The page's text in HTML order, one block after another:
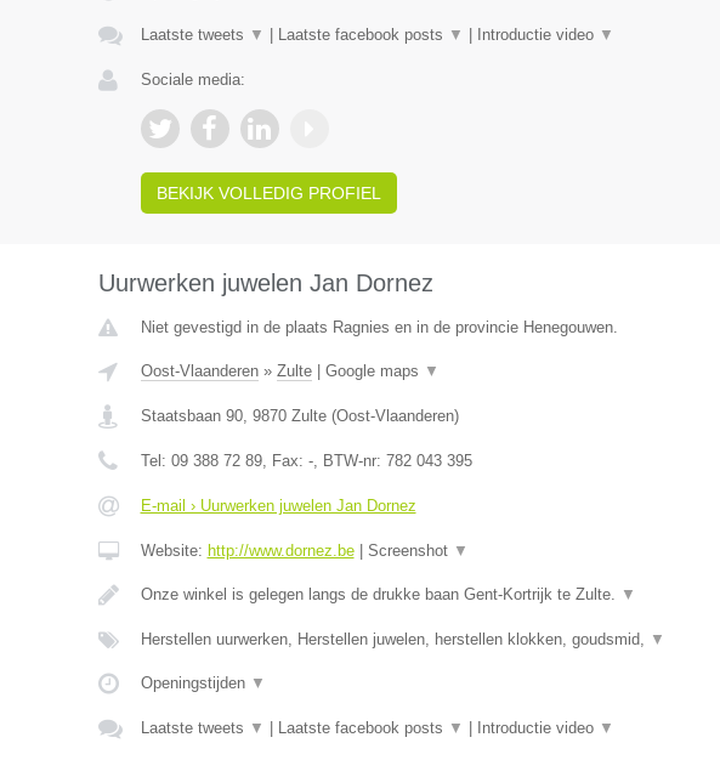
Laatste tweets ▼ Laatste facebook posts ▼ Introductie video ▼
Sociale media:
BEKIJK VOLLEDIG PROFIEL
Uurwerken juwelen Jan Dornez
Niet gevestigd in de plaats Ragnies en in de provincie Henegouwen.
Oost-Vlaanderen» Zulte| Google maps ▼
Staatsbaan 90, 9870 Zulte(Oost-Vlaanderen)
Tel: 09 388 72 89, Fax: -, BTW-nr: 782 043 395
E-mail › Uurwerken juwelen Jan Dornez
Website: http://www.dornez.be| Screenshot ▼
Onze winkel is gelegen langs de drukke baan Gent-Kortrijk te Zulte. ▼
Herstellen uurwerken, Herstellen juwelen, herstellen klokken, goudsmid, ▼
Openingstijden ▼
Laatste tweets ▼ Laatste facebook posts ▼ Introductie video ▼